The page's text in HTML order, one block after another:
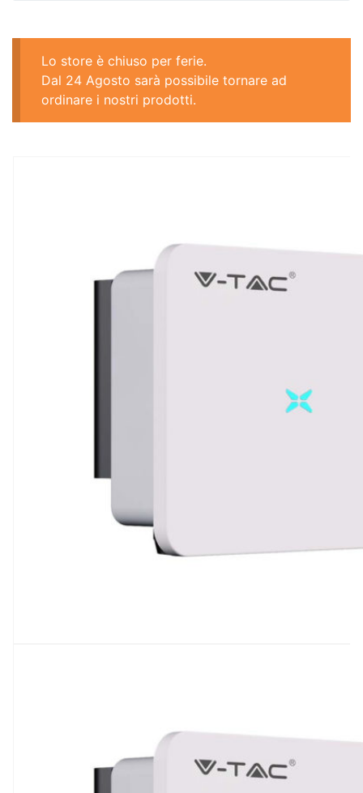
Lo store è chiuso per ferie.
Dal 24 Agosto sarà possibile tornare ad
ordinare i nostri prodotti.